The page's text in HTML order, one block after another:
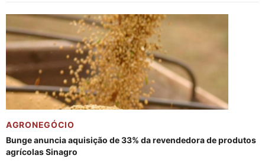
AGRONEGÓCIO
Bunge anuncia aquisição de 33% da revendedora de produtos
agrícolas Sinagro